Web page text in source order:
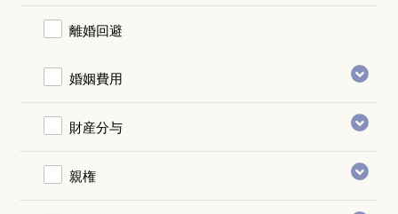
離婚回避
婚姻費用
財産分与
親権